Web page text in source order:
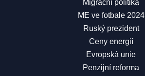
Migrační politika
ME ve fotbale 2024
Ruský prezident
Ceny energií
Evropská unie
Penzijní reforma